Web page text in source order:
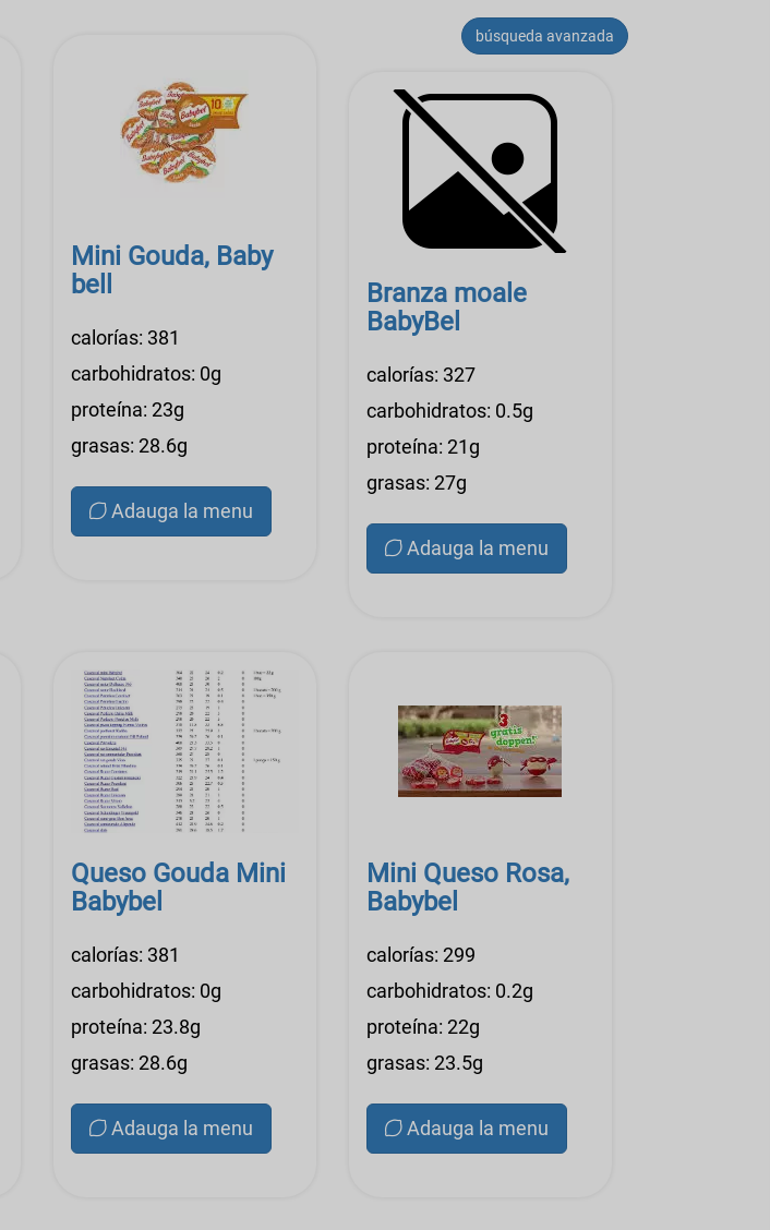
búsqueda avanzada
Mini Gouda, Baby
bell
calorías: 381
carbohidratos: 0g
proteína: 23g
grasas: 28.6g
Adauga la menu
Branza moale
BabyBel
calorías: 327
carbohidratos: 0.5g
proteína: 21g
grasas: 27g
Adauga la menu
Queso Gouda Mini
Babybel
calorías: 381
carbohidratos: 0g
proteína: 23.8g
grasas: 28.6g
Adauga la menu
Mini Queso Rosa,
Babybel
calorías: 299
carbohidratos: 0.2g
proteína: 22g
grasas: 23.5g
Adauga la menu